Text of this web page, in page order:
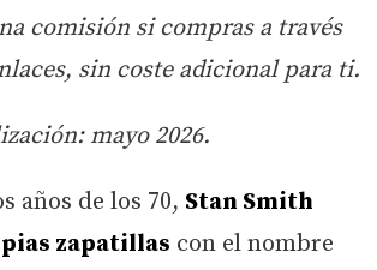
comisión si compras a través
sin coste adicional para ti.
mayo 2026.
años de los 70, Stan Smith
zapatillas con el nombre